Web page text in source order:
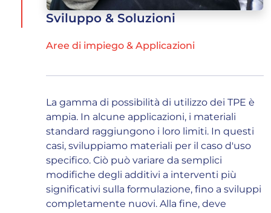
Sviluppo & Soluzioni
Aree di impiego & Applicazioni
La gamma di possibilità di utilizzo dei TPE è
ampia. In alcune applicazioni, i materiali
standard raggiungono i loro limiti. In questi
casi, sviluppiamo materiali per il caso d'uso
specifico. Ciò può variare da semplici
modifiche degli additivi a interventi più
significativi sulla formulazione, fino a sviluppi
completamente nuovi. Alla fine, deve